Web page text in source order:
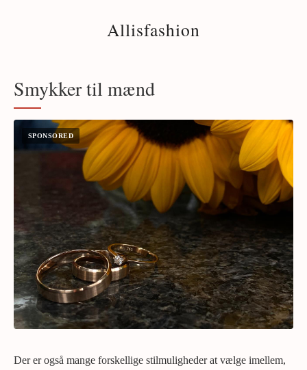
Allisfashion
Smykker til mænd
Der er også mange forskellige stilmuligheder at vælge imellem,